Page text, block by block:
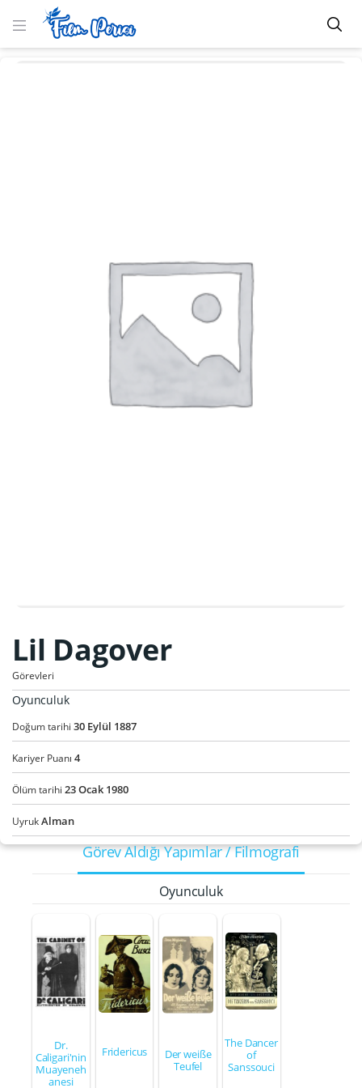
Lil Dagover
Görevleri
Oyunculuk
Doğum tarihi 30 Eylül 1887
Kariyer Puanı 4
Ölüm tarihi 23Ocak 1980
UyrukAlman
Görev Aldığı Yapımlar / Filmografi
Oyunculuk
Dr.
Caligari'nin
Muayeneh
anesi
Fridericus
Der weiße
Teufel
The Dancer
of
Sanssouci